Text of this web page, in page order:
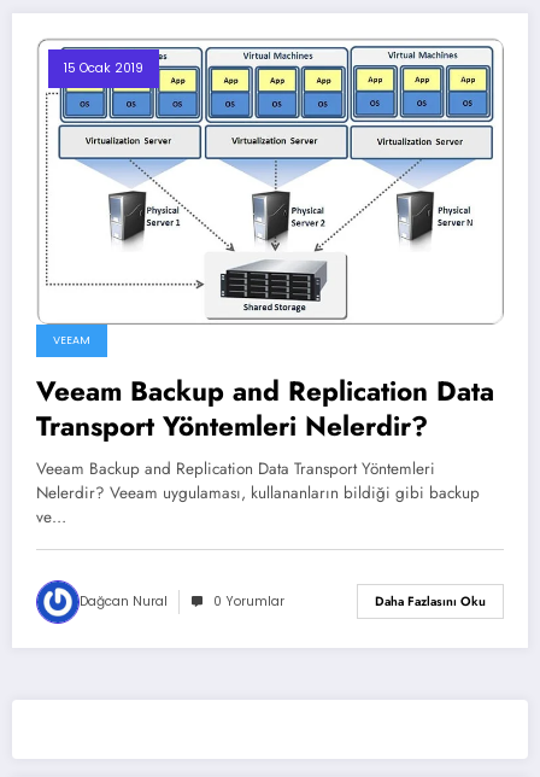
15 Ocak 2019
VEEAM
Veeam Backup and Replication Data
Transport Yöntemleri Nelerdir?
Veeam Backup and Replication Data Transport Yöntemleri
Nelerdir? Veeam uygulaması, kullananların bildiği gibi backup
ve…
Dağcan Nural 0 Yorumlar Daha Fazlasını Oku